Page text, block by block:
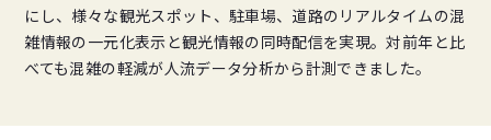
にし、様々な観光スポット、駐車場、道路のリアルタイムの混
雑情報の一元化表示と観光情報の同時配信を実現。対前年と比
べても混雑の軽減が人流データ分析から計測できました。